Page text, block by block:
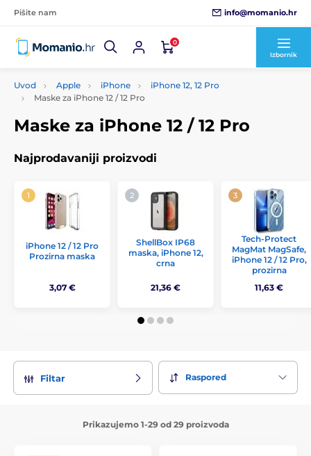
Pišite nam info@momanio.hr
0
Izbornik
Uvod Apple iPhone
iPhone 12, 12 Pro
Maske za iPhone 12 / 12 Pro
Maske za iPhone 12 / 12 Pro
Najprodavaniji proizvodi
iPhone 12 / 12 Pro
Prozirna maska
3,07 €
ShellBox IP68
maska, iPhone 12,
crna
21,36 €
Tech-Protect
MagMat MagSafe,
iPhone 12 / 12 Pro,
prozirna
11,63 €
Filtar Raspored
Prikazujemo 1-29 od 29 proizvoda